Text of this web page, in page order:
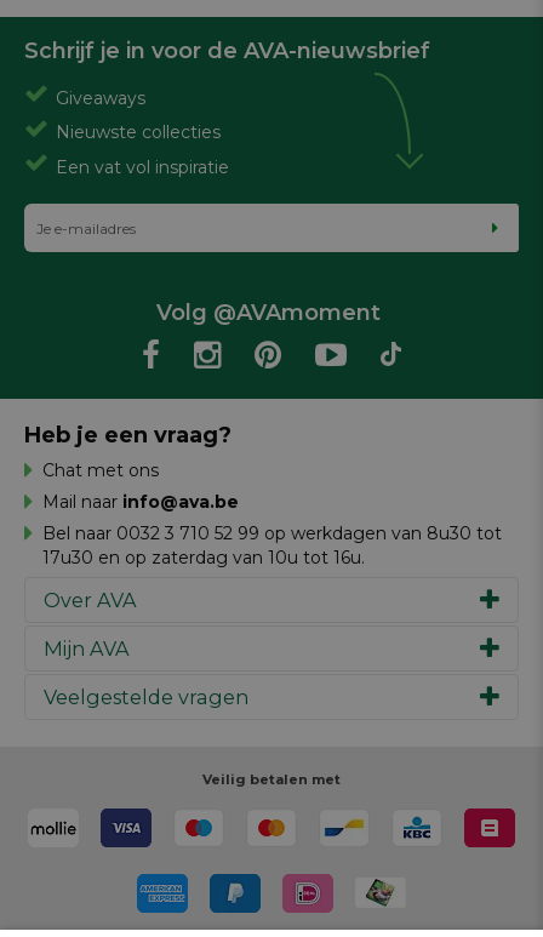
Schrijf je in voor de AVA-nieuwsbrief
Giveaways
Nieuwste collecties
Een vat vol inspiratie
Volg @AVAmoment
Over AVA
Ons verhaal
Werken bij AVA
Mijn AVA
Inspiratie
Review schrijven
Veelgestelde vragen
Je levering
Je retour
Terugroepacties
Heb je een vraag?
Chat met ons
Mail naar info@ava.be
Bel naar 0032 3 710 52 99 op werkdagen van 8u30 tot
17u30 en op zaterdag van 10u tot 16u.
Veilig betalen met